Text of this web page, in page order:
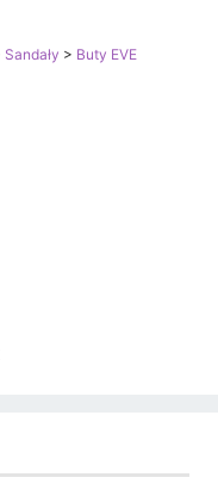
Sandały > Buty EVE